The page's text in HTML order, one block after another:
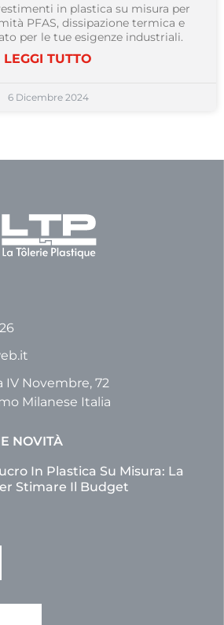
in plastica su misura per
PFAS, dissipazione termica e
per le tue esigenze industriali.
LEGGI TUTTO
6 Dicembre 2024
IV Novembre, 72
Milanese Italia
NOVITÀ
In Plastica Su Misura: La
Stimare Il Budget